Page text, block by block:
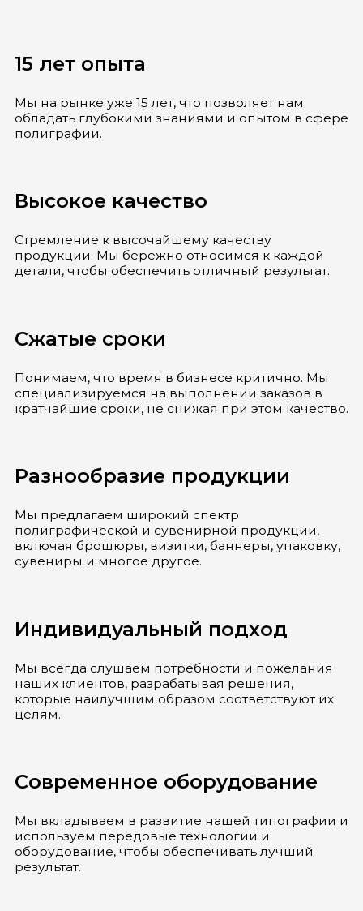
15 лет опыта
Мы на рынке уже 15 лет, что позволяет нам
обладать глубокими знаниями и опытом в сфере
полиграфии.
Высокое качество
Стремление к высочайшему качеству
продукции. Мы бережно относимся к каждой
детали, чтобы обеспечить отличный результат.
Сжатые сроки
Понимаем, что время в бизнесе критично. Мы
специализируемся на выполнении заказов в
кратчайшие сроки, не снижая при этом качество.
Разнообразие продукции
Мы предлагаем широкий спектр
полиграфической и сувенирной продукции,
включая брошюры, визитки, баннеры, упаковку,
сувениры и многое другое.
Индивидуальный подход
Мы всегда слушаем потребности и пожелания
наших клиентов, разрабатывая решения,
которые наилучшим образом соответствуют их
целям.
Современное оборудование
Мы вкладываем в развитие нашей типографии и
используем передовые технологии и
оборудование, чтобы обеспечивать лучший
результат.